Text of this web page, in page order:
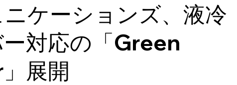
ケーションズ、液冷
対応の「Green
展開